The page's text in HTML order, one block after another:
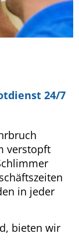
24/7
verstopft
in jeder
bieten wir